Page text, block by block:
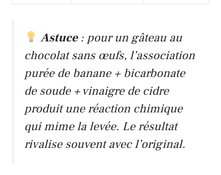
Astuce: pour un gâteau au
chocolat sans œufs, l’association
purée de banane + bicarbonate
de soude + vinaigre de cidre
produit une réaction chimique
qui mime la levée. Le résultat
rivalise souvent avec l’original.